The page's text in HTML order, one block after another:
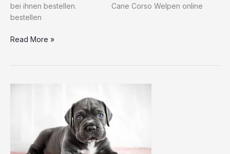
bei ihnen bestellen. Cane Corso Welpen online
bestellen
Read More »
momenteel